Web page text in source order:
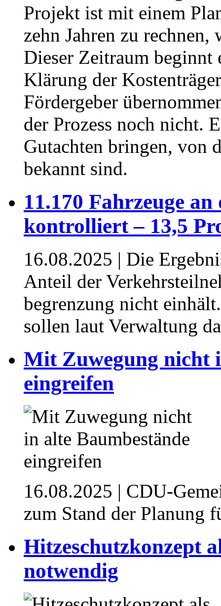
Projekt ist mit einem
zehn Jahren zu
Dieser Zeitraum
Klärung der
Fördergeber
der Prozess noch nicht.
Gutachten bringen, von
bekannt sind.
⁥11.170 Fahrzeuge
kontrolliert – 13,5
16.08.2025 | Die
Anteil der
begrenzung nicht
sollen laut Verwaltung
⁥Mit Zuwegung nicht
eingreifen
16.08.2025 | CDU-
zum Stand der Planung
⁥Hitzeschutzkonzept
notwendig